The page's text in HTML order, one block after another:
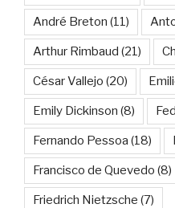
André Breton (11)
Arthur Rimbaud (21)
César Vallejo (20)
Emily Dickinson (8)
Fernando Pessoa (18)
Francisco de Quevedo (8)
Friedrich Nietzsche (7)